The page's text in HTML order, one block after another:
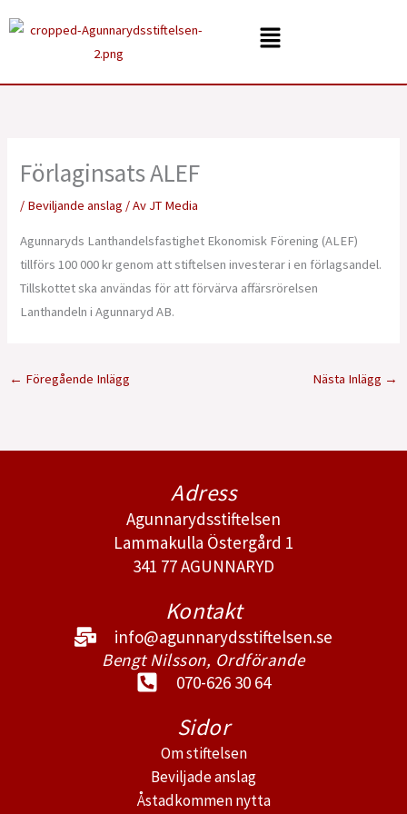
till
Menu
Förlaginsats ALEF
/ Beviljande anslag / Av JT Media
Agunnaryds Lanthandelsfastighet Ekonomisk Förening (ALEF)
tillförs 100 000 kr genom att stiftelsen investerar i en förlagsandel.
Tillskottet ska användas för att förvärva affärsrörelsen
Lanthandeln i Agunnaryd AB.
← Föregående Inlägg Nästa Inlägg →
Adress
Agunnarydsstiftelsen
Lammakulla Östergård 1
341 77 AGUNNARYD
Kontakt
info@agunnarydsstiftelsen.se
Bengt Nilsson, Ordförande
070-626 30 64
Sidor
Om stiftelsen
Beviljade anslag
Åstadkommen nytta